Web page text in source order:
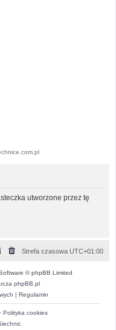
utworzone przez tę
Strefa czasowa UTC+01:00
© phpBB Limited
phpBB.pl
| Regulamin
Polityka cookies